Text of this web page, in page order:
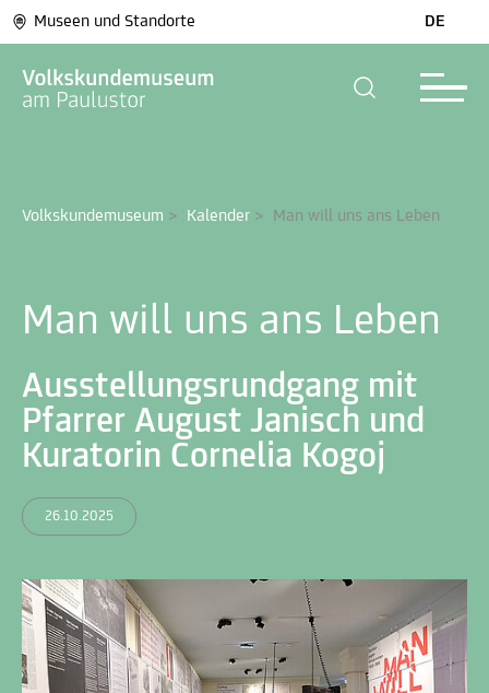
Museen und Standorte DE
Volkskundemuseum > Kalender > Man will uns ans Leben
Man will uns ans Leben
Ausstellungsrundgang mit
Pfarrer August Janisch und
Kuratorin Cornelia Kogoj
26.10.2025